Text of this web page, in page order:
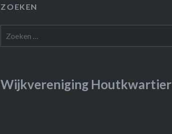
ZOEKEN
naar:
Wijkvereniging Houtkwartier